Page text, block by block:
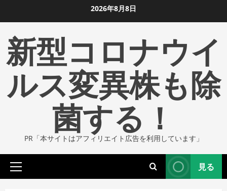
ン
ツ
ま
2026年8月8日
新型コロナウイ
ルス変異株も除
菌する！
PR「本サイトはアフィリエイト広告を利用しています」
プ
見る